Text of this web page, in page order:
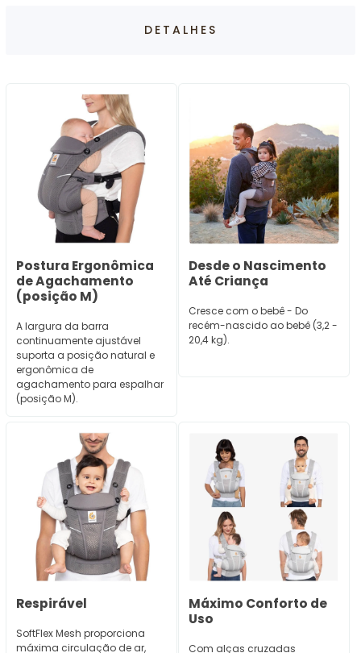
DETALHES
Postura Ergonômica
de Agachamento
(posição M)
A largura da barra
continuamente ajustável
suporta a posição natural e
ergonômica de
agachamento para espalhar
(posição M).
Desde o Nascimento
Até Criança
Cresce com o bebê - Do
recém-nascido ao bebê (3,2 -
20,4 kg).
Respirável
SoftFlex Mesh proporciona
máxima circulação de ar,
Máximo Conforto de
Uso
Com alças cruzadas